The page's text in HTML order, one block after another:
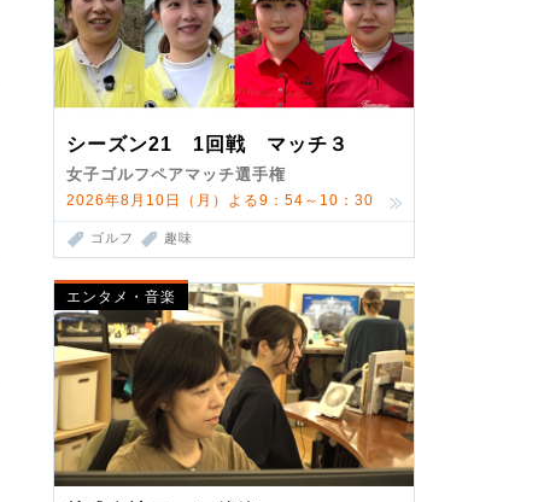
シーズン21 1回戦 マッチ３
女子ゴルフペアマッチ選手権
2026年8月10日（月）よる9：54～10：30
ゴルフ 趣味
エンタメ・音楽